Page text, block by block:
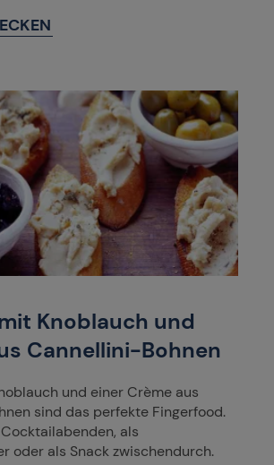
Knoblauch und
Cannellini-Bohnen
und einer Crème aus
sind das perfekte Fingerfood.
als
oder als Snack zwischendurch.